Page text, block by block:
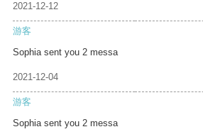
2021-12-12
游客
Sophia sent you 2 messa
2021-12-04
游客
Sophia sent you 2 messa